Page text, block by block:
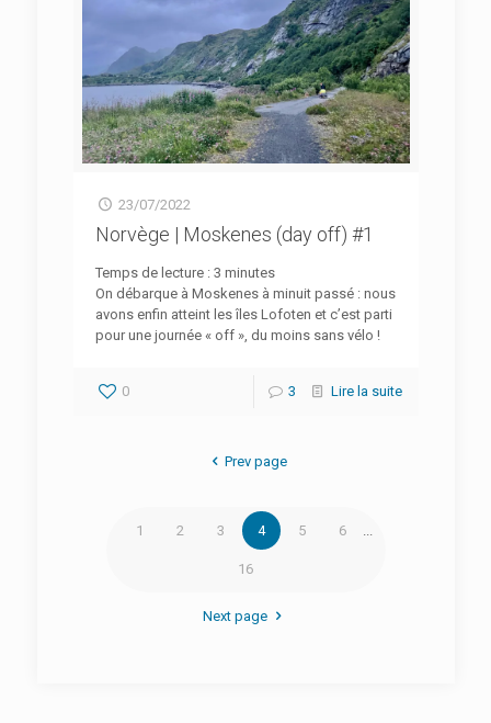
23/07/2022
Norvège | Moskenes (day off) #1
Temps de lecture : 3 minutes
On débarque à Moskenes à minuit passé : nous
avons enfin atteint les îles Lofoten et c’est parti
pour une journée « off », du moins sans vélo !
0 3 Lire la suite
Prev page
1 2 3 4 5 6
16
Next page